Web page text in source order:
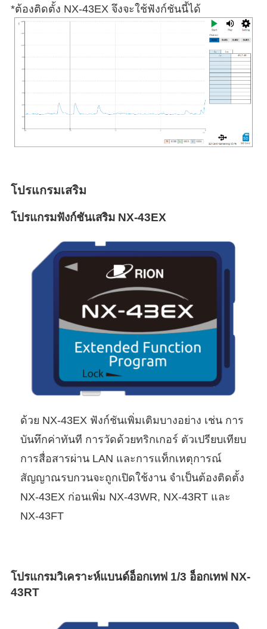
*ต้องติดตั้ง NX-43EX จึงจะใช้ฟังก์ชันนี้ได้
โปรแกรมเสริม
โปรแกรมฟังก์ชันเสริม NX-43EX
ด้วย NX-43EX ฟังก์ชันเพิ่มเติมบางอย่าง เช่น การ
บันทึกค่าทันที การวัดด้วยทริกเกอร์ ตัวเปรียบเทียบ
การสื่อสารผ่าน LAN และการแท็กเหตุการณ์
สัญญาณรบกวนจะถูกเปิดใช้งาน จำเป็นต้องติดตั้ง
NX-43EX ก่อนเพิ่ม NX-43WR, NX-43RT และ
NX-43FT
โปรแกรมวิเคราะห์แบนด์อ็อกเทฟ 1/3 อ็อกเทฟ NX-
43RT